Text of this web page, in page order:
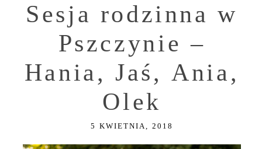
Sesja rodzinna w
Pszczynie –
Hania, Jaś, Ania,
Olek
5 KWIETNIA, 2018